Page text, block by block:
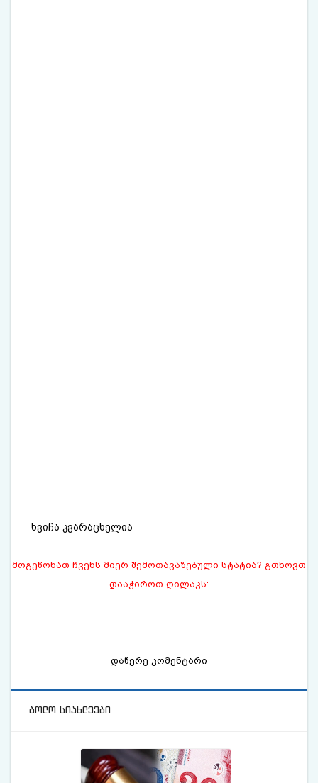
ხვიჩა კვარაცხელია
მოგეწონათ ჩვენს მიერ შემოთავაზებული სტატია? გთხოვთ
დააჭიროთ ღილაკს:
დაწერე კომენტარი
ბოლო სიახლეები